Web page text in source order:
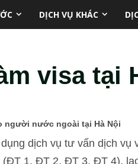
DỊCH VỤ KHÁC
visa tại
người nước ngoài tại Hà Nội
dịch vụ tư vấn dịch vụ
1, ĐT 2, ĐT 3, ĐT 4),